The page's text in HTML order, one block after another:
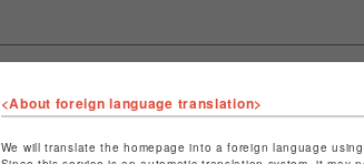
<About foreign language translation>
We will translate the homepage into a foreign language